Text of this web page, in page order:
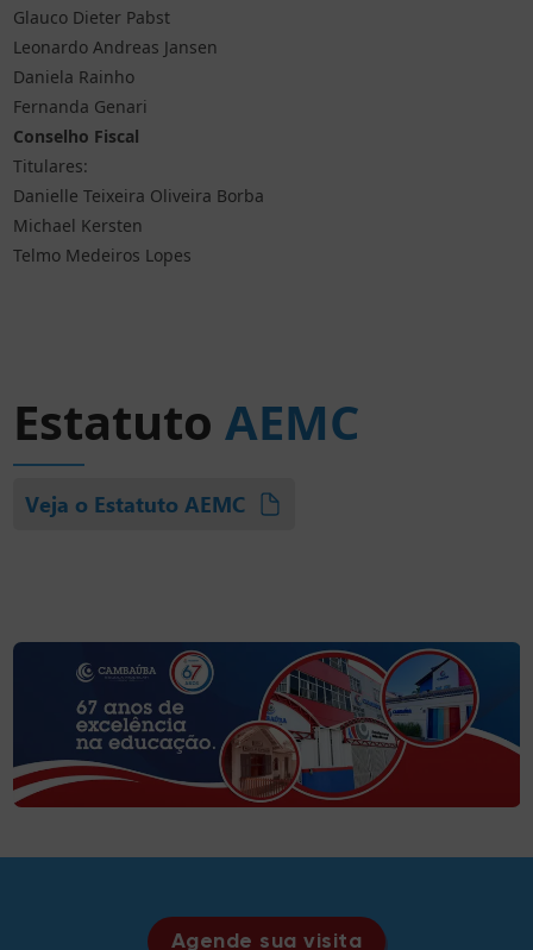
Glauco Dieter Pabst
Leonardo Andreas Jansen
Daniela Rainho
Fernanda Genari
Conselho Fiscal
Titulares:
Danielle Teixeira Oliveira Borba
Michael Kersten
Telmo Medeiros Lopes
Estatuto AEMC
Veja o Estatuto AEMC
Agende sua visita